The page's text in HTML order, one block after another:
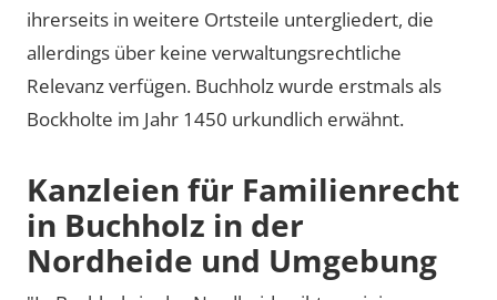
ihrerseits in weitere Ortsteile untergliedert, die
allerdings über keine verwaltungsrechtliche
Relevanz verfügen. Buchholz wurde erstmals als
Bockholte im Jahr 1450 urkundlich erwähnt.
Kanzleien für Familienrecht
in Buchholz in der
Nordheide und Umgebung